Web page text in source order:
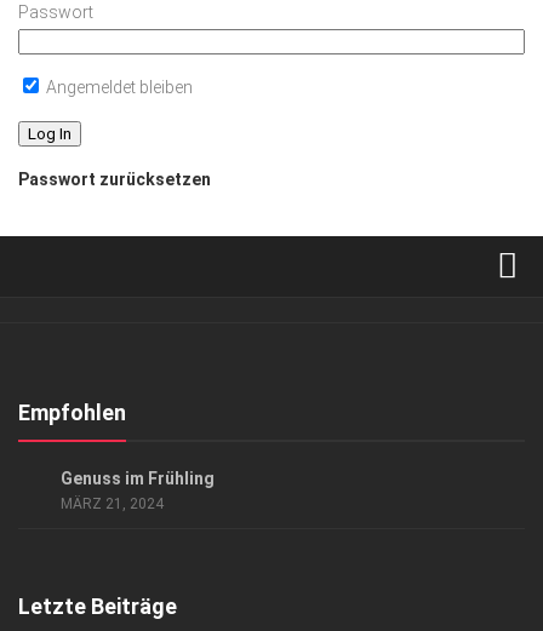
Passwort
Angemeldet bleiben
Passwort zurücksetzen
Kontakt, Impressum
Empfohlen
Genuss im Frühling
MÄRZ 21, 2024
Letzte Beiträge